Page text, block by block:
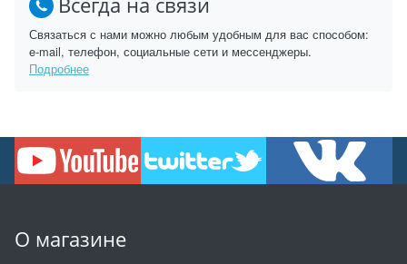
Всегда на связи
Связаться с нами можно любым удобным для вас способом:
e-mail, телефон, социальные сети и мессенджеры.
Подробнее
О магазине